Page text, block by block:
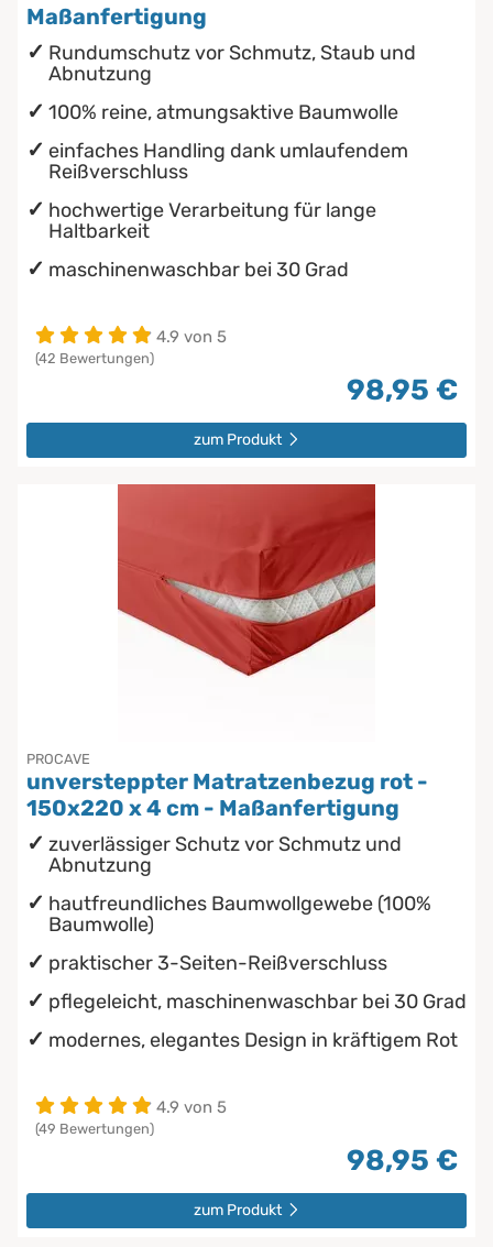
Maßanfertigung
Rundumschutz vor Schmutz, Staub und
Abnutzung
100% reine, atmungsaktive Baumwolle
einfaches Handling dank umlaufendem
Reißverschluss
hochwertige Verarbeitung für lange
Haltbarkeit
maschinenwaschbar bei 30 Grad
4.9 von 5
(42 Bewertungen)
98,95 €
zum Produkt
PROCAVE
unversteppter Matratzenbezug rot -
150x220 x 4 cm - Maßanfertigung
zuverlässiger Schutz vor Schmutz und
Abnutzung
hautfreundliches Baumwollgewebe (100%
Baumwolle)
praktischer 3-Seiten-Reißverschluss
pflegeleicht, maschinenwaschbar bei 30 Grad
modernes, elegantes Design in kräftigem Rot
4.9 von 5
(49 Bewertungen)
98,95 €
zum Produkt